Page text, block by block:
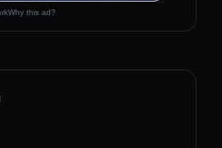
Why this ad?